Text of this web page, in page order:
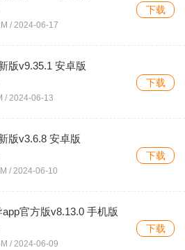
/ 2024-06-17
下载
版v9.35.1 安卓版
/ 2024-06-13
下载
版v3.6.8 安卓版
/ 2024-06-10
下载
官方版v8.13.0 手机版
/ 2024-06-09
下载